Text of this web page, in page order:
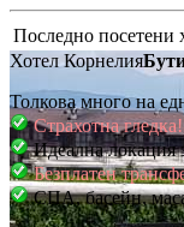
Последно посетени
Хотел Корнелия
Толкова много на
Страхотна гледка!
Идеална локация
Безплатен
СПА, басейн,